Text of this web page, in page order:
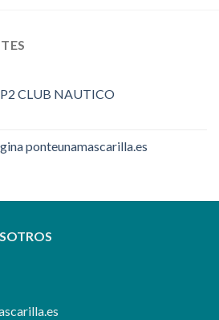
CLUB NAUTICO
ponteunamascarilla.es